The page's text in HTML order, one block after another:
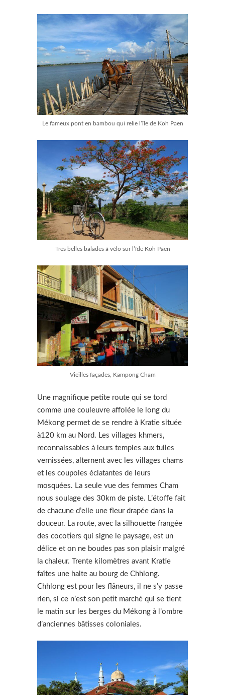
Le fameux pont en bambou qui relie l’île de Koh Paen
Très belles balades à vélo sur l’îde Koh Paen
Vieilles façades, Kampong Cham
Une magnifique petite route qui se tord
comme une couleuvre affolée le long du
Mékong permet de se rendre à Kratie située
à120 km au Nord. Les villages khmers,
reconnaissables à leurs temples aux tuiles
vernissées, alternent avec les villages chams
et les coupoles éclatantes de leurs
mosquées. La seule vue des femmes Cham
nous soulage des 30km de piste. L’étoffe fait
de chacune d’elle une fleur drapée dans la
douceur. La route, avec la silhouette frangée
des cocotiers qui signe le paysage, est un
délice et on ne boudes pas son plaisir malgré
la chaleur. Trente kilomètres avant Kratie
faîtes une halte au bourg de Chhlong.
Chhlong est pour les flâneurs, il ne s’y passe
rien, si ce n’est son petit marché qui se tient
le matin sur les berges du Mékong à l’ombre
d’anciennes bâtisses coloniales.